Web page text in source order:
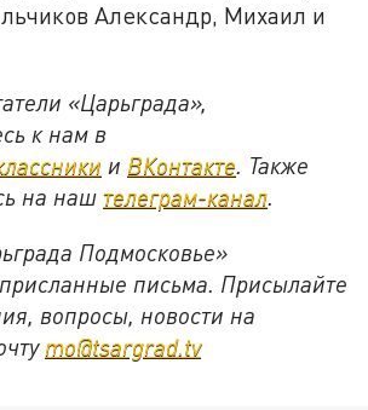
Александр, Михаил и
«Царьграда»,
к нам в
и ВКонтакте. Также
на наш телеграм-канал.
Подмосковье»
письма. Присылайте
вопросы, новости на
mo@tsargrad.tv